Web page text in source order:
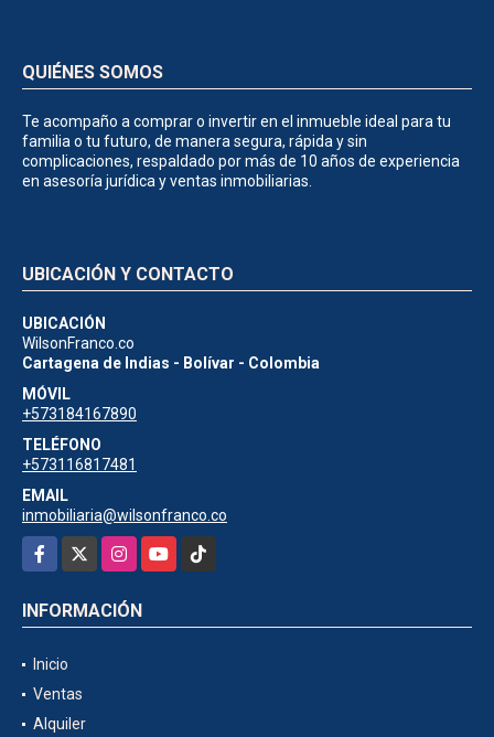
QUIÉNES SOMOS
Te acompaño a comprar o invertir en el inmueble ideal para tu
familia o tu futuro, de manera segura, rápida y sin
complicaciones, respaldado por más de 10 años de experiencia
en asesoría jurídica y ventas inmobiliarias.
UBICACIÓN Y CONTACTO
UBICACIÓN
WilsonFranco.co
Cartagena de Indias - Bolívar - Colombia
MÓVIL
+573184167890
TELÉFONO
+573116817481
EMAIL
inmobiliaria@wilsonfranco.co
Facebook
InstagramYouTubeTikTok
INFORMACIÓN
Inicio
Ventas
Alquiler